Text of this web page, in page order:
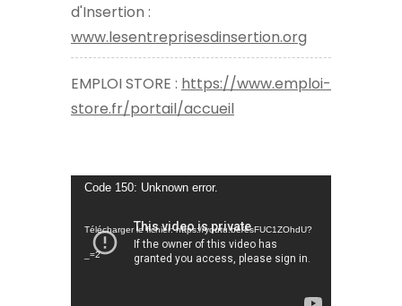
d'Insertion :
www.lesentreprisesdinsertion.org
EMPLOI STORE : https://www.emploi-
store.fr/portail/accueil
Lecteur
Code 150: Unknown error.
Télécharger le fichier: https://youtu.be/esFUC1ZOhdU?
_=2